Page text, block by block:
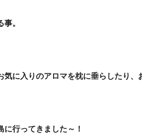
。
気に入りのアロマを枕に垂らしたり、
に行ってきました～！